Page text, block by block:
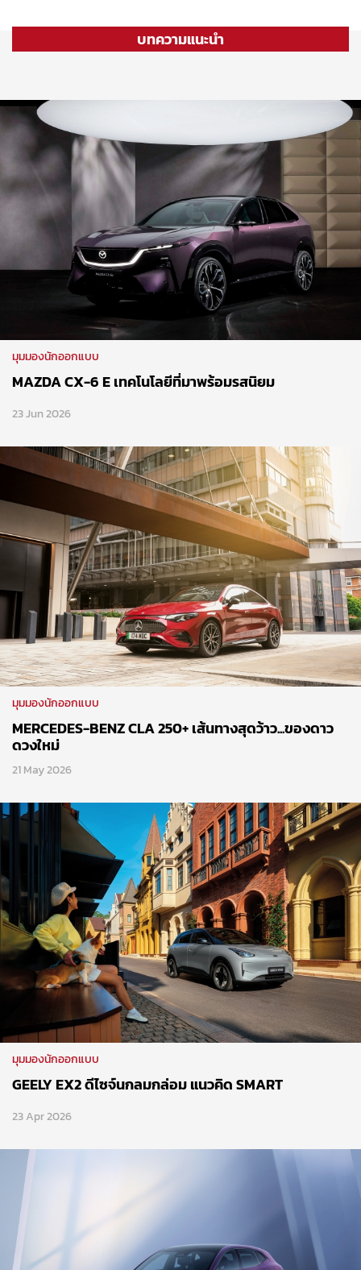
บทความแนะนำ
มุมมองนักออกแบบ
MAZDA CX-6 E เทคโนโลยีที่มาพร้อมรสนิยม
23 Jun 2026
มุมมองนักออกแบบ
MERCEDES-BENZ CLA 250+ เส้นทางสุดว้าว...ของดาว
ดวงใหม่
21 May 2026
มุมมองนักออกแบบ
GEELY EX2 ดีไซจ์นกลมกล่อม แนวคิด SMART
23 Apr 2026